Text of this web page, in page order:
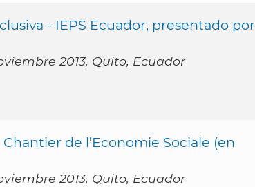
- IEPS Ecuador, presentado por
2013, Quito, Ecuador
de l’Economie Sociale (en
2013, Quito, Ecuador